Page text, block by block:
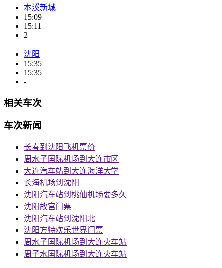
本溪新城
15:09
15:11
2
沈阳
15:35
15:35
-
相关车次
车次新闻
长春到沈阳飞机票价
周水子国际机场到大连市区
大连汽车站到大连海洋大学
长海机场到沈阳
沈阳汽车站到桃仙机场要多久
沈阳故宫门票
沈阳汽车站到沈阳北
沈阳方特欢乐世界门票
周水子国际机场到大连火车站
周子水国际机场到大连火车站